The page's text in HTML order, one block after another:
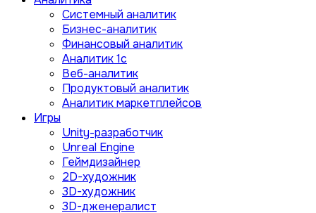
Системный аналитик
Бизнес-аналитик
Финансовый аналитик
Aналитик 1с
Веб-аналитик
Продуктовый аналитик
Аналитик маркетплейсов
Игры
Unity-разработчик
Unreal Engine
Геймдизайнер
2D-художник
3D-художник
3D-дженералист